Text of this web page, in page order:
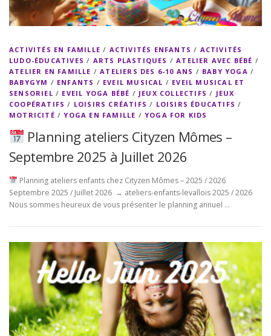
ACTIVITÉS EN FAMILLE / ACTIVITÉS ENFANTS / ACTIVITÉS
LUDO-ÉDUCATIVES / ARTS PLASTIQUES /ATELIER AVEC BÉBÉ /
ATELIER EN FAMILLE /ATELIERS DES 6-10 ANS / BABY YOGA /
BABYGYM / ENFANTS / EVEIL MUSICAL / EVEIL MUSICAL ET
SENSORIEL / EVEIL YOGA BÉBÉ / JEUX COLLECTIFS / JEUX
COOPÉRATIFS / LOISIRS CRÉATIFS / LOISIRS ÉDUCATIFS /
MOTRICITÉ /YOGA EN FAMILLE /YOGA FOR KIDS
Planning ateliers Cityzen Mômes –
Septembre 2025 à Juillet 2026
Planning ateliers enfants chez Cityzen Mômes – 2025 / 2026
Septembre 2025 / Juillet 2026 → ateliers-enfants-levallois 2025 / 2026
Nous sommes heureux de vous présenter le planning annuel …